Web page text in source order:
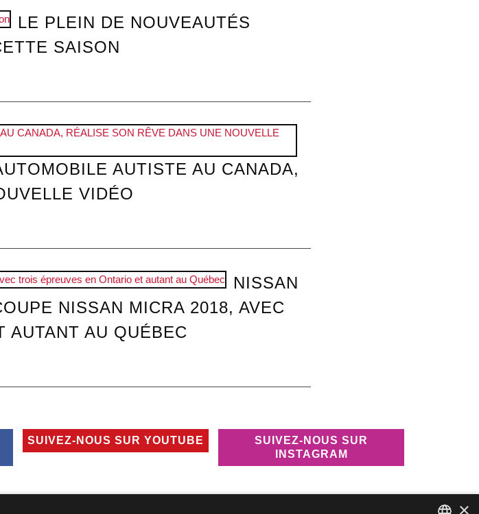
LE PLEIN DE NOUVEAUTÉS
SAISON
AUTISTE AU CANADA,
VIDÉO
NISSAN
NISSAN MICRA 2018, AVEC
AUTANT AU QUÉBEC
SUIVEZ-NOUS SUR YOUTUBE
SUIVEZ-NOUS SUR
INSTAGRAM
×